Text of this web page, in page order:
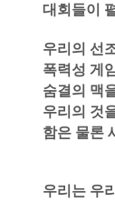
대회들이
우리의 선
폭력성 게
숨결의 맥
우리의 것
함은 물론
우리는 우